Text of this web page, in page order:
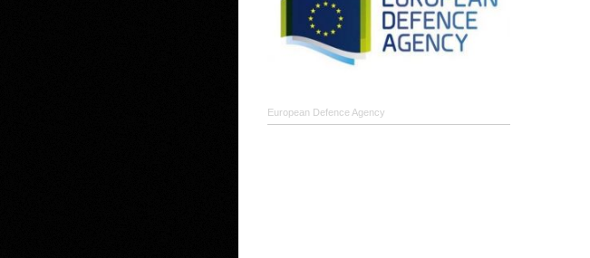
European Defence Agency